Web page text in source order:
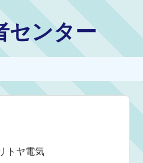
センター
トヤ電気